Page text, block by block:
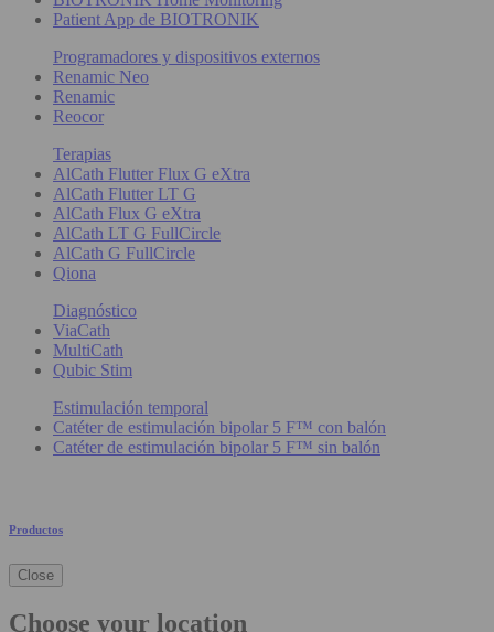
Patient App de BIOTRONIK
Programadores y dispositivos externos
Renamic Neo
Renamic
Reocor
Terapias
AlCath Flutter Flux G eXtra
AlCath Flutter LT G
AlCath Flux G eXtra
AlCath LT G FullCircle
AlCath G FullCircle
Qiona
Diagnóstico
ViaCath
MultiCath
Qubic Stim
Estimulación temporal
Catéter de estimulación bipolar 5 F™ con balón
Catéter de estimulación bipolar 5 F™ sin balón
Productos
Close
Choose your location